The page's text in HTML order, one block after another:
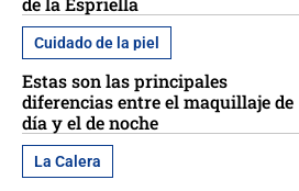
Cuidado de la piel
Estas son las principales
diferencias entre el maquillaje de
día y el de noche
La Calera